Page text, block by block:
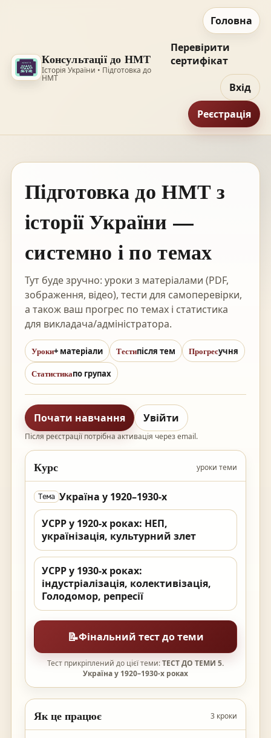
Консультації до НМТ
Історія України • Підготовка до
НМТ
Головна
Перевірити
сертифікат
Вхід
Реєстрація
Підготовка до НМТ з
історії України —
системно і по темах
Тут буде зручно: уроки з матеріалами (PDF,
зображення, відео), тести для самоперевірки,
а також ваш прогрес по темах і статистика
для викладача/адміністратора.
Уроки+ матеріали Тестипісля тем Прогресучня
Статистикапо групах
Почати навчання Увійти
Після реєстрації потрібна активація через email.
Курс уроки теми
Тема Україна у 1920–1930-х
УСРР у 1920-х роках: НЕП,
українізація, культурний злет
УСРР у 1930-х роках:
індустріалізація, колективізація,
Голодомор, репресії
📝Фінальний тест до теми
Тест прикріплений до цієї теми:ТЕСТ ДО ТЕМИ 5.
Україна у 1920–1930-х роках
Як це працює 3 кроки